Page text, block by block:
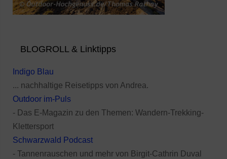
BLOGROLL & Linktipps
Indigo Blau
... nachhaltige Reisetipps von Andrea.
Outdoor im-Puls
- Das E-Magazin zu den Themen: Wandern-Trekking-
Klettersport
Schwarzwald Podcast
- Tannenrauschen und mehr von Birgit-Cathrin Duval